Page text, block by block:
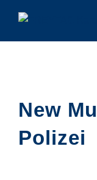
Inhalt
springen
New
Polizei